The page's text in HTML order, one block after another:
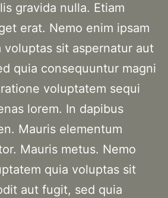
gravida nulla. Etiam
erat. Nemo enim ipsam
voluptas sit aspernatur aut
quia consequuntur magni
voluptatem sequi
lorem. In dapibus
Mauris elementum
Mauris metus. Nemo
quia voluptas sit
aut fugit, sed quia